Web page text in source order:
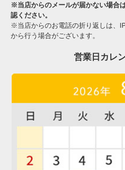
※当店からのメールが届かない場合は
認ください。
※当店からのお電話の折り返しは、
から行う場合がございます。
営業日カレ